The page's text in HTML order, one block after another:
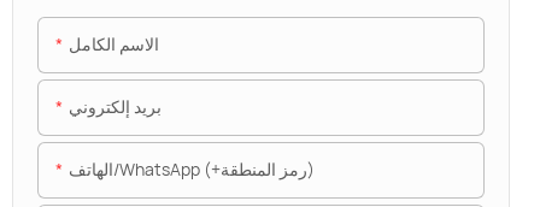
الاسم الكامل
بريد إلكتروني
الهاتف/WhatsApp (+رمز المنطقة)